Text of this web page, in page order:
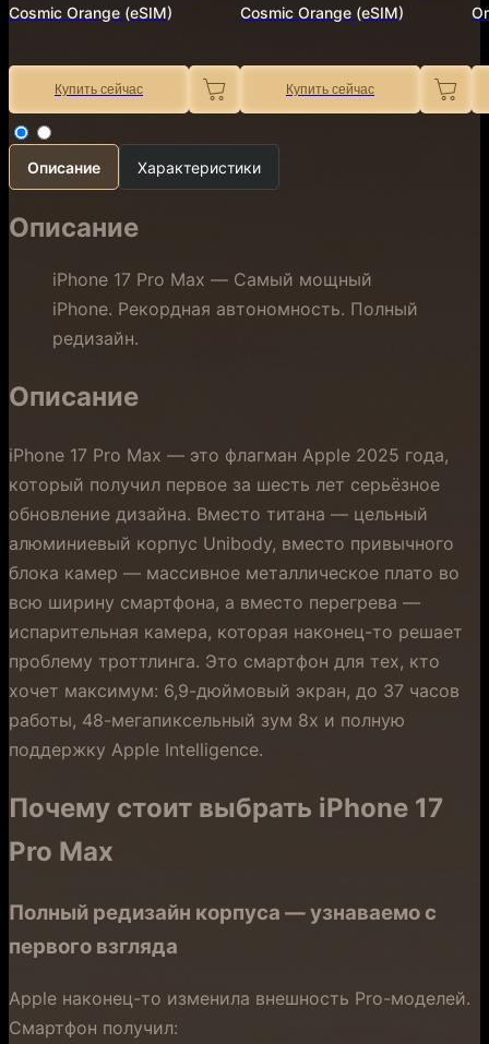
Cosmic Orange (eSIM)
Купить сейчас
Cosmic Orange (eSIM)
Купить сейчас
Описание Характеристики
Описание
iPhone 17 Pro Max — Самый мощный
iPhone. Рекордная автономность. Полный
редизайн.
Описание
iPhone 17 Pro Max — это флагман Apple 2025 года,
который получил первое за шесть лет серьёзное
обновление дизайна. Вместо титана — цельный
алюминиевый корпус Unibody, вместо привычного
блока камер — массивное металлическое плато во
всю ширину смартфона, а вместо перегрева —
испарительная камера, которая наконец-то решает
проблему троттлинга. Это смартфон для тех, кто
хочет максимум: 6,9-дюймовый экран, до 37 часов
работы, 48-мегапиксельный зум 8x и полную
поддержку Apple Intelligence.
Почему стоит выбрать iPhone 17
Pro Max
Полный редизайн корпуса — узнаваемо с
первого взгляда
Apple наконец-то изменила внешность Pro-моделей.
Смартфон получил: